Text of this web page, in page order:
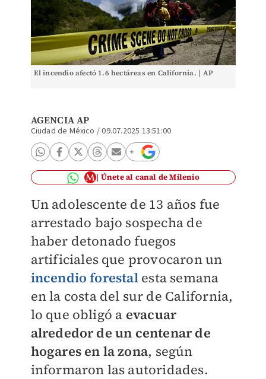
El incendio afectó 1.6 hectáreas en California. | AP
AGENCIA AP
Ciudad de México /09.07.2025 13:51:00
Únete al canal de Milenio
Un adolescente de 13 años fue
arrestado bajo sospecha de
haber detonado fuegos
artificiales que provocaron un
incendio forestalesta semana
en la costa del sur de California,
lo que obligó a evacuar
alrededor de un centenar de
hogares en la zona, según
informaron las autoridades.